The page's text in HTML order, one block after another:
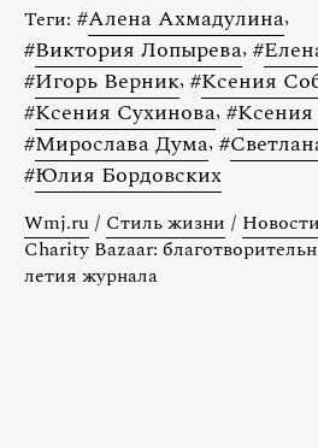
Теги: #Алена Ахмадулина,
#Виктория Лопырева, #
#Игорь Верник, #Ксения
#Ксения Сухинова, #
#Мирослава Дума, #
#Юлия Бордовских
Wmj.ru / Стиль жизни / Новости
Charity Bazaar:
летия журнала